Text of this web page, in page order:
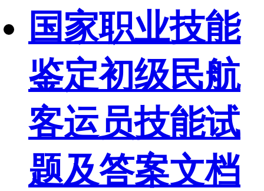
国家职业技能
鉴定初级民航
客运员技能试
题及答案文档